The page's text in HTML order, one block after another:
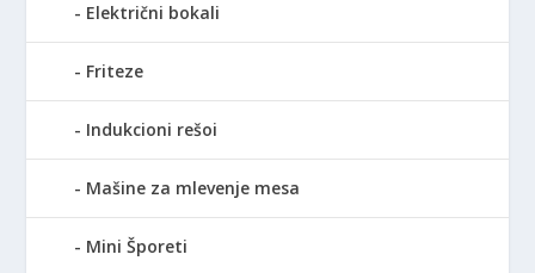
Električni bokali
Friteze
Indukcioni rešoi
Mašine za mlevenje mesa
Mini Šporeti